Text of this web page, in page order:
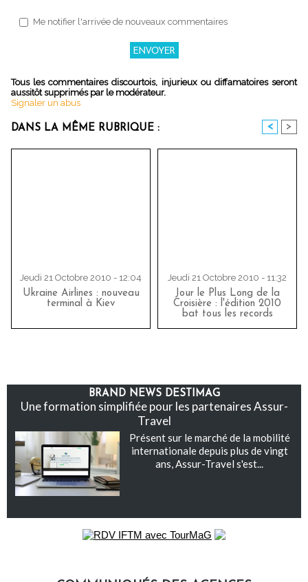
Me notifier l'arrivée de nouveaux commentaires
Tous les commentaires discourtois, injurieux ou diffamatoires seront
aussitôt supprimés par le modérateur.
Signaler un abus
DANS LA MÊME RUBRIQUE : < >
Jeudi 21 Octobre 2010 - 12:04
Ukraine Airlines : nouveau
terminal à Kiev
Jeudi 21 Octobre 2010 - 11:32
Jour le Plus Long de la
Croisière : l'édition 2010
bat tous les records
BRAND NEWS DESTIMAG
Une formation simplifiée pour les partenaires Assur-
Travel
Présent sur le marché de la mobilité
internationale depuis plus de vingt
ans, Assur-Travel s'est...